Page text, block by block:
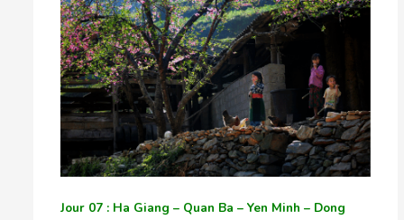
Jour 07 : Ha Giang – Quan Ba – Yen Minh – Dong